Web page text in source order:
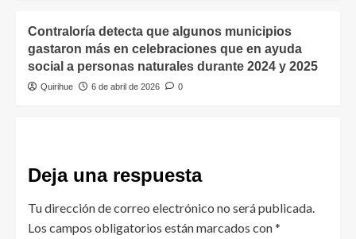
Contraloría detecta que algunos municipios
gastaron más en celebraciones que en ayuda
social a personas naturales durante 2024 y 2025
Quirihue 6 de abril de 2026 0
Deja una respuesta
Tu dirección de correo electrónico no será publicada.
Los campos obligatorios están marcados con*